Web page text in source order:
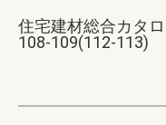
住宅建材総合カタ
108-109(112-113)